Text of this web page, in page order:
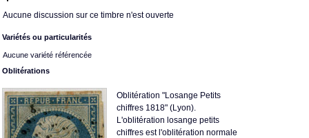
Aucune discussion sur ce timbre n'est ouverte
Variétés ou particularités
Aucune variété référencée
Oblitérations
Oblitération "Losange Petits
chiffres 1818" (Lyon).
L'oblitération losange petits
chiffres est l'oblitération normale